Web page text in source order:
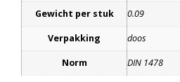
Gewicht per stuk 0.09
Verpakking doos
Norm DIN 1478